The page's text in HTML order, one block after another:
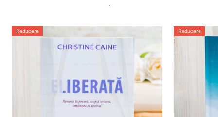
.
Reducere Reducere